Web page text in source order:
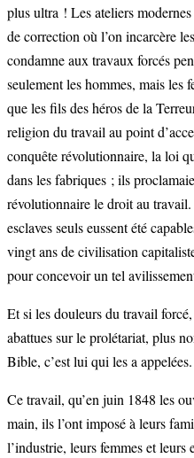
plus ultra ! Les ateliers
de correction où l’on incarcère
condamne aux travaux forcés
seulement les hommes, mais les
que les fils des héros de la
religion du travail au point
conquête révolutionnaire, la loi
dans les fabriques ; ils
révolutionnaire le droit au
esclaves seuls eussent été
vingt ans de civilisation
pour concevoir un tel
Et si les douleurs du travail
abattues sur le prolétariat, plus
Bible, c’est lui qui les a appelées.
Ce travail, qu’en juin 1848 les
main, ils l’ont imposé à leurs
l’industrie, leurs femmes et